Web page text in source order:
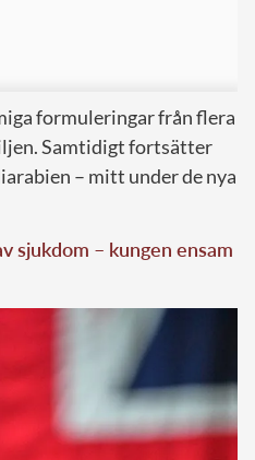
formuleringar från flera
Samtidigt fortsätter
– mitt under de nya
sjukdom – kungen ensam